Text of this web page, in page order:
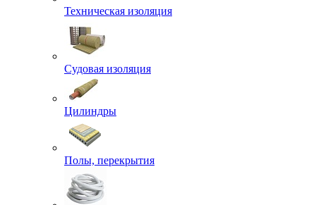
Техническая изоляция
Судовая изоляция
Цилиндры
Полы, перекрытия